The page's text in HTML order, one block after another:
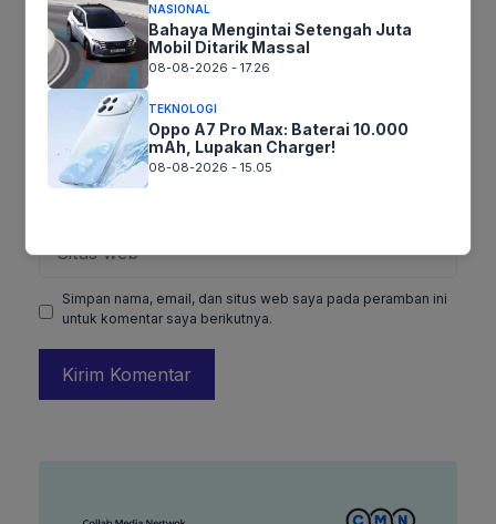
Surel
web
Simpan nama, email, dan situs web saya pada peramban ini
untuk komentar saya berikutnya.
NASIONAL
Bahaya Mengintai Setengah Juta
Mobil Ditarik Massal
08-08-2026 - 17.26
TEKNOLOGI
Oppo A7 Pro Max: Baterai 10.000
mAh, Lupakan Charger!
08-08-2026 - 15.05